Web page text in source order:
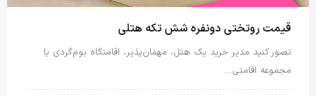
قیمت روتختی دونفره شش تکه هتلی
تصور کنید مدیر خرید یک هتل، مهمان‌پذیر، اقامتگاه بوم‌گردی یا
مجموعه اقامتی…